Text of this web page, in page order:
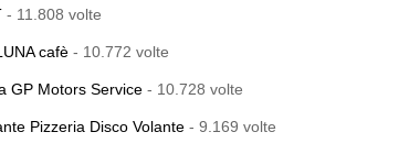
- 11.808 volte
cafè - 10.772 volte
GP Motors Service - 10.728 volte
Pizzeria Disco Volante - 9.169 volte